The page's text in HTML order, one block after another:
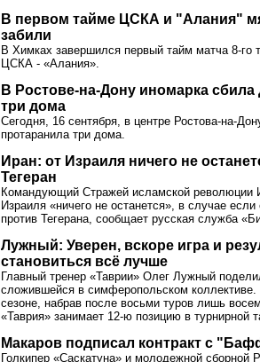
В первом тайме ЦСКА и "Алания"
забили
В Химках завершился первый тайм матча 8-го
ЦСКА - «Алания».
В Ростове-на-Дону иномарка
три дома
Сегодня, 16 сентября, в центре Ростова-на-
протаранила три дома.
Иран: от Израиля ничего не
Тегеран
Командующий Стражей исламской революции
Израиля «ничего не останется», в случае
против Тегерана, сообщает русская служба
Лужный: Уверен, вскоре игра и
становиться всё лучше
Главный тренер «Таврии» Олег Лужный
сложившейся в симферопольском
сезоне, набрав после восьми туров лишь
«Таврия» занимает 12-ю позицию в турнирной
Макаров подписал контракт с
Голкипер «Саскатуна» и молодежной сборной